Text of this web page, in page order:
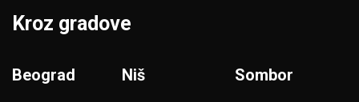
Kroz gradove
Beograd Niš Sombor